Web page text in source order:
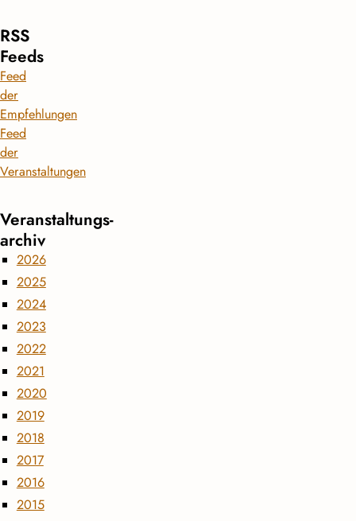
RSS
Feeds
Feed
der
Empfehlungen
Feed
der
Veranstaltungen
Veranstaltungs­
archiv
2026
2025
2024
2023
2022
2021
2020
2019
2018
2017
2016
2015